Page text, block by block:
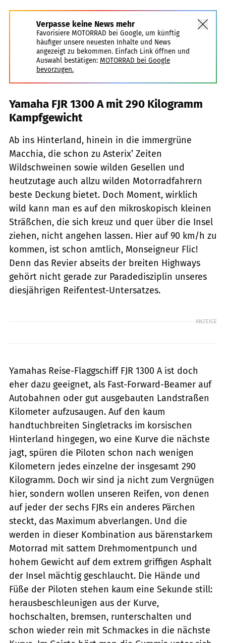
Verpasse keine News mehr
Favorisiere MOTORRAD bei Google, um künftig
häufiger unsere neuesten Inhalte und News
angezeigt zu bekommen. Einfach Link öffnen und
Auswahl bestätigen: MOTORRAD bei Google
bevorzugen.
Yamaha FJR 1300 A mit 290 Kilogramm
Kampfgewicht
Ab ins Hinterland, hinein in die immergrüne
Macchia, die schon zu Asterix’ Zeiten
Wildschweinen sowie wilden Gesellen und
heutzutage auch allzu wilden Motorradfahrern
beste Deckung bietet. Doch Moment, wirklich
wild kann man es auf den mikroskopisch kleinen
Sträßchen, die sich kreuz und quer über die Insel
ziehen, nicht angehen lassen. Hier auf 90 km/h zu
kommen, ist schon amtlich, Monseigneur Flic!
Denn das Revier abseits der breiten Highways
gehört nicht gerade zur Paradedisziplin unseres
diesjährigen Reifentest-Untersatzes.
ANZEIGE
Yamahas Reise-Flaggschiff FJR 1300 A ist doch
eher dazu geeignet, als Fast-Forward-Beamer auf
Autobahnen oder gut ausgebauten Landstraßen
Kilometer aufzusaugen. Auf den kaum
handtuchbreiten Singletracks im korsischen
Hinterland hingegen, wo eine Kurve die nächste
jagt, spüren die Piloten schon nach wenigen
Kilometern jedes einzelne der insgesamt 290
Kilogramm. Doch wir sind ja nicht zum Vergnügen
hier, sondern wollen unseren Reifen, von denen
auf jeder der sechs FJRs ein anderes Pärchen
steckt, das Maximum abverlangen. Und die
werden in dieser Kombination aus bärenstarkem
Motorrad mit sattem Drehmomentpunch und
hohem Gewicht auf dem extrem griffigen Asphalt
der Insel mächtig geschlaucht. Die Hände und
Füße der Piloten stehen kaum eine Sekunde still:
herausbeschleunigen aus der Kurve,
hochschalten, bremsen, runterschalten und
schon wieder rein mit Schmackes in die nächste